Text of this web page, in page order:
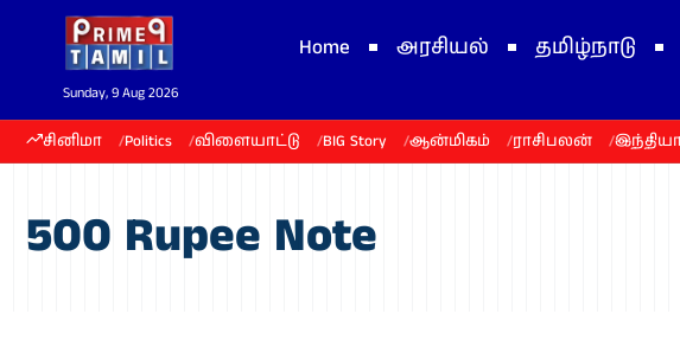
Sunday, 9 Aug 2026
Home அரசியல் தமிழ்நாடு
சினிமா Politics விளையாட்டு BIG Story ஆன்மிகம் ராசிபலன்
500 Rupee Note